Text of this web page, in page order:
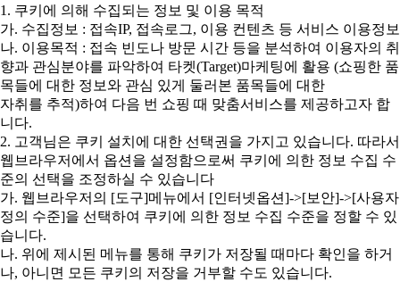
1. 쿠키에 의해 수집되는 정보 및 이용 목적
가. 수집정보 : 접속IP, 접속로그, 이용 컨텐츠 등 서비스 이용정보
나. 이용목적 : 접속 빈도나 방문 시간 등을 분석하여 이용자의 취
향과 관심분야를 파악하여 타켓(Target)마케팅에 활용 (쇼핑한 품
목들에 대한 정보와 관심 있게 둘러본 품목들에 대한
자취를 추적)하여 다음 번 쇼핑 때 맞춤서비스를 제공하고자 합
니다.
2. 고객님은 쿠키 설치에 대한 선택권을 가지고 있습니다. 따라서
웹브라우저에서 옵션을 설정함으로써 쿠키에 의한 정보 수집 수
준의 선택을 조정하실 수 있습니다
가. 웹브라우저의 [도구]메뉴에서 [인터넷옵션]->[보안]->[사용자
정의 수준]을 선택하여 쿠키에 의한 정보 수집 수준을 정할 수 있
습니다.
나. 위에 제시된 메뉴를 통해 쿠키가 저장될 때마다 확인을 하거
나, 아니면 모든 쿠키의 저장을 거부할 수도 있습니다.